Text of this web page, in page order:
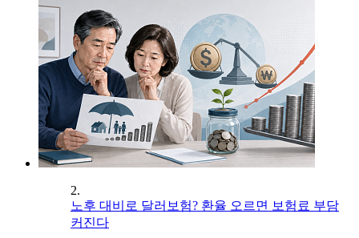
2.
노후 대비로 달러보험? 환율 오르면 보험료 부담
커진다